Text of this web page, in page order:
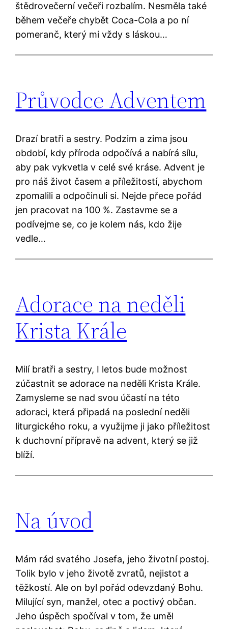
štědrovečerní večeři rozbalím. Nesměla také
během večeře chybět Coca-Cola a po ní
pomeranč, který mi vždy s láskou…
Průvodce Adventem
Drazí bratři a sestry. Podzim a zima jsou
období, kdy příroda odpočívá a nabírá sílu,
aby pak vykvetla v celé své kráse. Advent je
pro náš život časem a příležitostí, abychom
zpomalili a odpočinuli si. Nejde přece pořád
jen pracovat na 100 %. Zastavme se a
podívejme se, co je kolem nás, kdo žije
vedle…
Adorace na neděli
Krista Krále
Milí bratři a sestry, I letos bude možnost
zúčastnit se adorace na neděli Krista Krále.
Zamysleme se nad svou účastí na této
adoraci, která připadá na poslední neděli
liturgického roku, a využijme ji jako příležitost
k duchovní přípravě na advent, který se již
blíží.
Na úvod
Mám rád svatého Josefa, jeho životní postoj.
Tolik bylo v jeho životě zvratů, nejistot a
těžkostí. Ale on byl pořád odevzdaný Bohu.
Milující syn, manžel, otec a poctivý občan.
Jeho úspěch spočíval v tom, že uměl